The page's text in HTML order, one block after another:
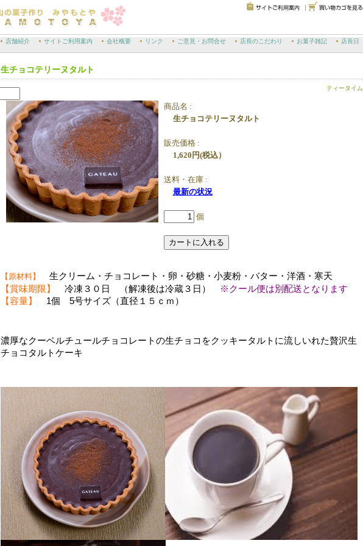
店舗紹介 サイトご利用案内 会社概要 リンク ご意見・お問合せ 店長のこだわり お菓子雑記
店長日
生チョコテリーヌタルト
ティータイム
商品名 :
生チョコテリーヌタルト
販売価格 :
1,620 円(税込）
送料・在庫 :
最新の状況
個
【原材料】
生クリーム・チョコレート・卵・砂糖・小麦粉・バター・洋酒・寒天
【賞味期限】
冷凍３０日 （解凍後は冷蔵３日）
※クール便は別配送となります
【容量】
1個 5号サイズ（直径１５ｃｍ）
濃厚なクーベルチュールチョコレートの生チョコをクッキータルトに流しいれた贅沢生
チョコタルトケーキ